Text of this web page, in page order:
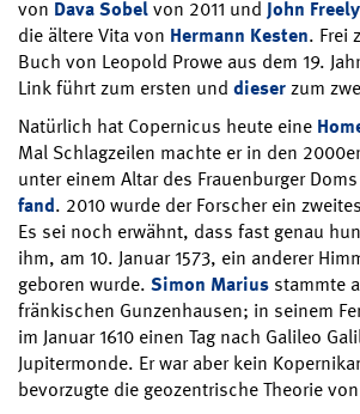
von Dava Sobelvon 2011 und John Freely
die ältere Vita von Hermann Kesten. Frei
Buch von Leopold Prowe aus dem 19.
Link führt zum ersten und dieserzum
Natürlich hat Copernicus heute eine
Mal Schlagzeilen machte er in den
unter einem Altar des Frauenburger
fand. 2010 wurde der Forscher ein
Es sei noch erwähnt, dass fast genau
ihm, am 10. Januar 1573, ein anderer
geboren wurde. Simon Marius stammte
fränkischen Gunzenhausen; in seinem
im Januar 1610 einen Tag nach Galileo
Jupitermonde. Er war aber kein
bevorzugte die geozentrische Theorie von